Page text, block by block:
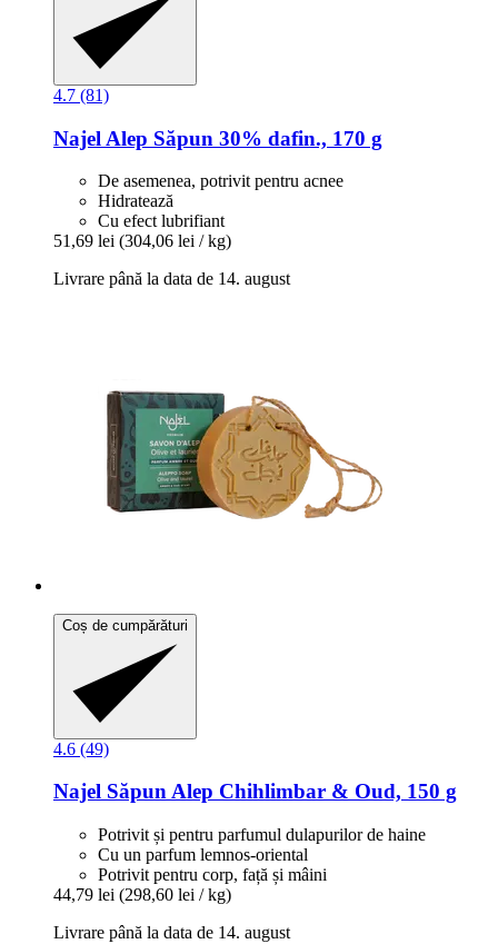
4.7 (81)
Najel Alep Săpun 30% dafin., 170 g
De asemenea, potrivit pentru acnee
Hidratează
Cu efect lubrifiant
51,69 lei (304,06 lei / kg)
Livrare până la data de 14. august
Coș de cumpărături
4.6 (49)
Najel Săpun Alep Chihlimbar & Oud, 150 g
Potrivit și pentru parfumul dulapurilor de haine
Cu un parfum lemnos-oriental
Potrivit pentru corp, față și mâini
44,79 lei (298,60 lei / kg)
Livrare până la data de 14. august